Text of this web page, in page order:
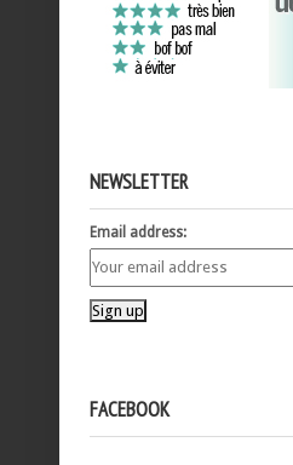
NEWSLETTER
Email address:
FACEBOOK